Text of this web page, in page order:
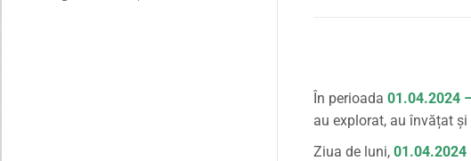
În perioada 01.04.2024
au explorat, au învățat
Ziua de luni, 01.04.2024